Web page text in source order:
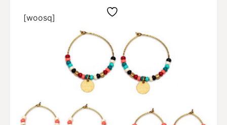
[woosq]